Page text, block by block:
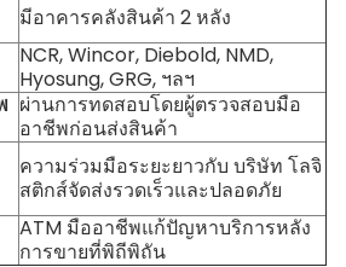
มีอาคารคลังสินค้า 2 หลัง
NCR, Wincor, Diebold, NMD,
Hyosung, GRG, ฯลฯ
ผ่านการทดสอบโดยผู้ตรวจสอบมือ
อาชีพก่อนส่งสินค้า
ความร่วมมือระยะยาวกับ บริษัท โลจิ
สติกส์จัดส่งรวดเร็วและปลอดภัย
ATM มืออาชีพแก้ปัญหาบริการหลัง
การขายที่พิถีพิถัน